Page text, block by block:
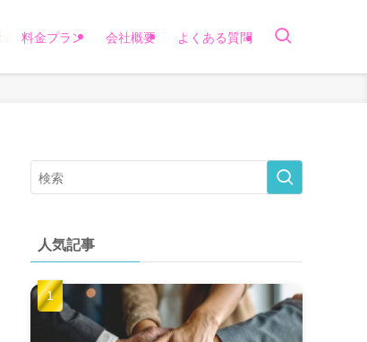
料金プラン 会社概要 よくある質問
人気記事